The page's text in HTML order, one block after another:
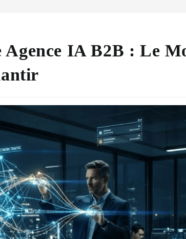
Agence IA B2B : Le